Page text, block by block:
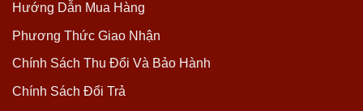
Hướng Dẫn Mua Hàng
Phương Thức Giao Nhận
Chính Sách Thu Đổi Và Bảo Hành
Chính Sách Đổi Trả